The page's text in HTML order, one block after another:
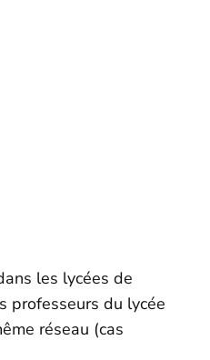
les lycées de
professeurs du lycée
réseau (cas